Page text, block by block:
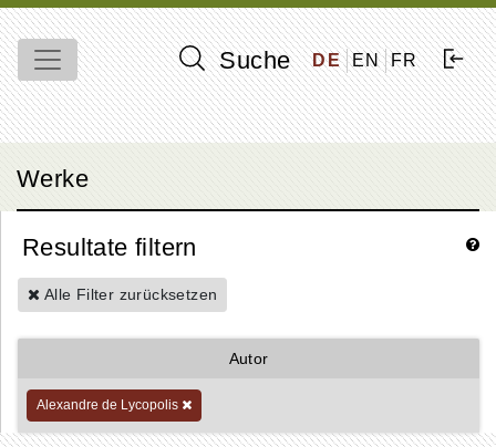
Suche DE EN FR
Werke
Resultate filtern
Alle Filter zurücksetzen
Autor
Alexandre de Lycopolis